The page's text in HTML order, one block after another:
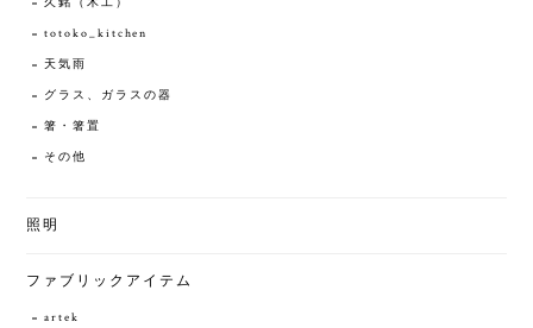
totoko_kitchen
天気雨
グラス、ガラスの器
箸・箸置
その他
照明
ファブリックアイテム
artek